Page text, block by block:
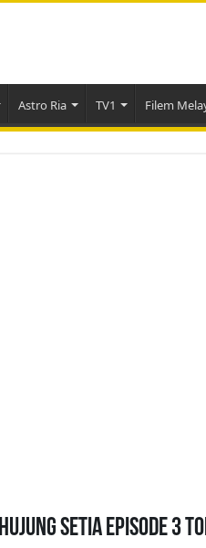
Astro Ria TV1 Filem
Setia Episode 3